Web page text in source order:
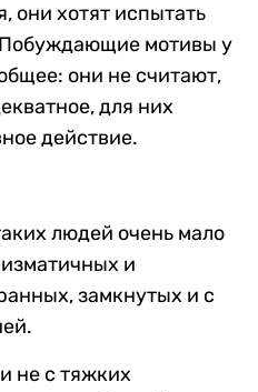
они хотят испытать
мотивы у
они не считают,
для них
действие.
людей очень мало
и
замкнутых и с
не с тяжких